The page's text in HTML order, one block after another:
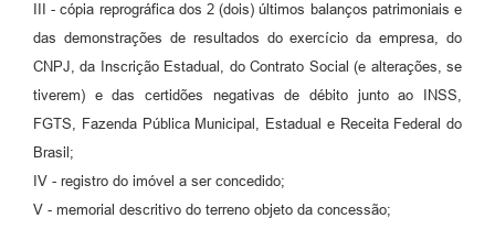
III - cópia reprográfica dos 2 (dois) últimos balanços patrimoniais e
das demonstrações de resultados do exercício da empresa, do
CNPJ, da Inscrição Estadual, do Contrato Social (e alterações, se
tiverem) e das certidões negativas de débito junto ao INSS,
FGTS, Fazenda Pública Municipal, Estadual e Receita Federal do
Brasil;
IV - registro do imóvel a ser concedido;
V - memorial descritivo do terreno objeto da concessão;